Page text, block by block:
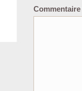
Commentaire